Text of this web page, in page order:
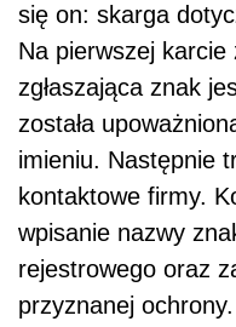
się on: skarga
Na pierwszej
zgłaszająca znak
została
imieniu. Następnie
kontaktowe firmy.
wpisanie nazwy
rejestrowego oraz
przyznanej